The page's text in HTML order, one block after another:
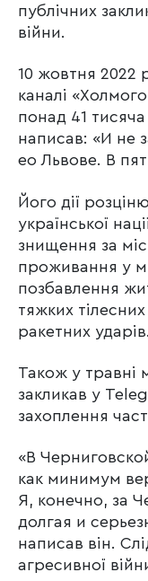
публічних
війни.
10 жовтня 2022
каналі
понад 41
написав: «И не
ео Львове. В
Його дії
української
знищення за
проживання у
позбавлення
тяжких
ракетних ударів.
Також у травні
закликав у
захоплення
«В
как минимум
Я, конечно, за
долгая и
написав він.
агресивної